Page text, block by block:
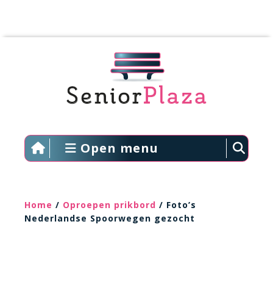
Open menu
Home / Oproepen prikbord / Foto’s
Nederlandse Spoorwegen gezocht